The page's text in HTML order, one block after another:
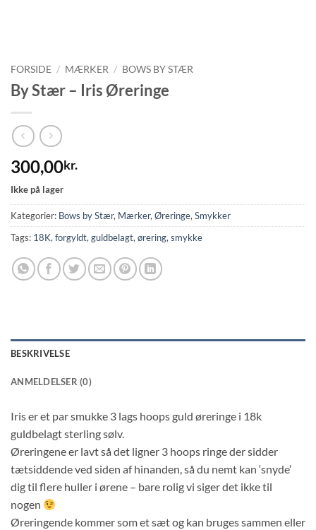
FORSIDE / MÆRKER / BOWS BY STÆR
By Stær – Iris Øreringe
300,00kr.
Ikke på lager
Kategorier: Bows by Stær, Mærker,Øreringe,Smykker
Tags: 18K,forgyldt,guldbelagt,ørering,smykke
BESKRIVELSE
ANMELDELSER (0)
Iris er et par smukke 3 lags hoops guld øreringe i 18k
guldbelagt sterling sølv.
Øreringene er lavt så det ligner 3 hoops ringe der sidder
tætsiddende ved siden af hinanden, så du nemt kan ‘snyde’
dig til flere huller i ørene – bare rolig vi siger det ikke til
nogen
Øreringende kommer som et sæt og kan bruges sammen eller